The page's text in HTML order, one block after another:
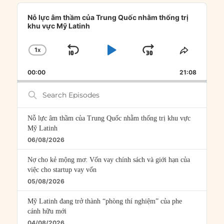
Audio
Player
Nỗ lực âm thầm của Trung Quốc nhằm thống trị
khu vực Mỹ Latinh
CHANGE
RATE
1X
SKIP
PLAYJUMP
FORWARD
SHARE
00:00 21:08
Search
Episodes
Nỗ lực âm thầm của Trung Quốc nhằm thống trị khu vực
Mỹ Latinh
06/08/2026
Nợ cho kẻ mộng mơ: Vốn vay chính sách và giới hạn của
việc cho startup vay vốn
05/08/2026
Mỹ Latinh đang trở thành “phòng thí nghiệm” của phe
cánh hữu mới